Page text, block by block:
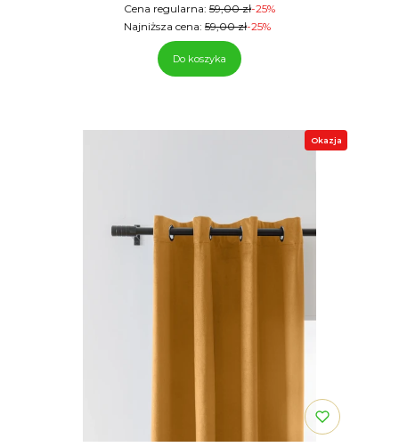
Cena regularna: 59,00 zł-25%
Najniższa cena: 59,00 zł-25%
Do koszyka
Okazja